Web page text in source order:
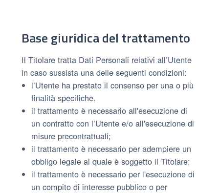
Base giuridica del trattamento
Il Titolare tratta Dati Personali relativi all’Utente
in caso sussista una delle seguenti condizioni:
l’Utente ha prestato il consenso per una o più
finalità specifiche.
il trattamento è necessario all'esecuzione di
un contratto con l’Utente e/o all'esecuzione di
misure precontrattuali;
il trattamento è necessario per adempiere un
obbligo legale al quale è soggetto il Titolare;
il trattamento è necessario per l'esecuzione di
un compito di interesse pubblico o per